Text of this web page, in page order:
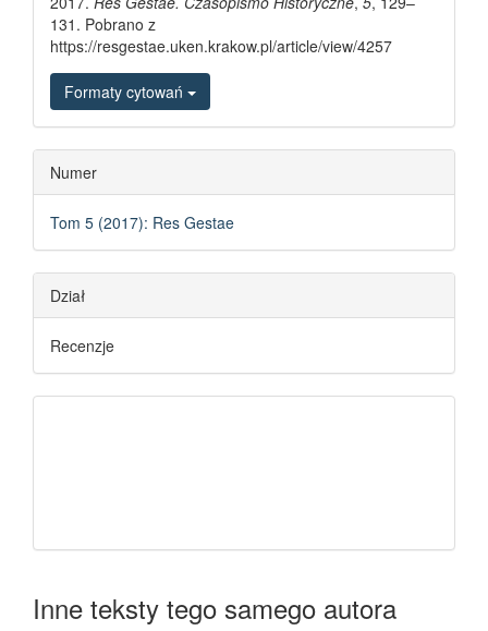
131. Pobrano z
https://resgestae.uken.krakow.pl/article/view/4257
Formaty cytowań
Numer
Tom 5 (2017): Res Gestae
Dział
Recenzje
Inne teksty tego samego autora